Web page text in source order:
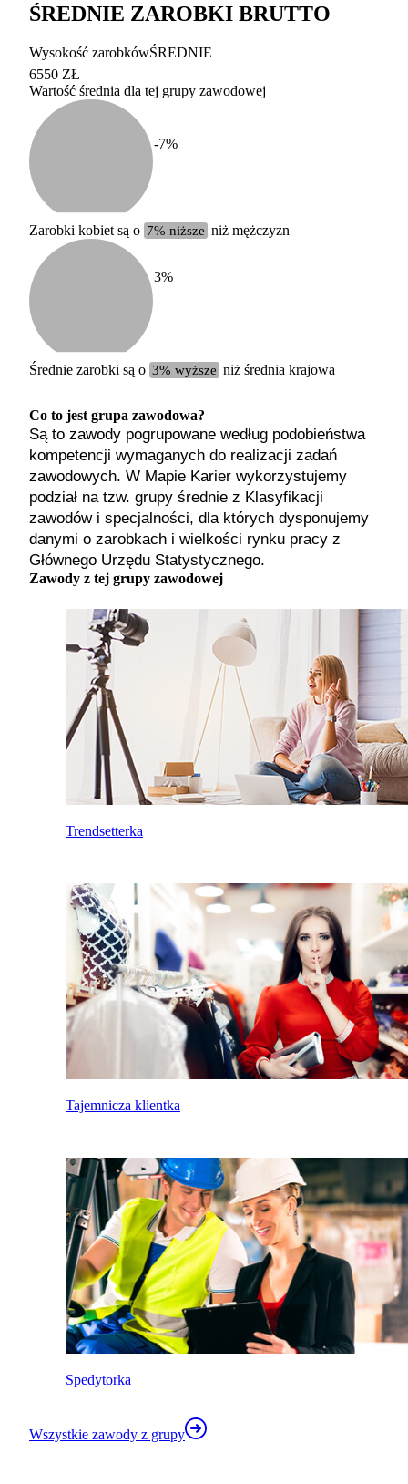
Etykieta
duży
100-200 tysięcy
ŚREDNIE ZAROBKI BRUTTO
średnie
Wysokość zarobkówŚREDNIE
6550 ZŁ
Wartość średnia dla tej grupy zawodowej
-7%
Zarobki kobiet są o 7% niższe niż mężczyzn
3%
Średnie zarobki są o 3% wyższe niż średnia krajowa
Co to jest grupa zawodowa?
Są to zawody pogrupowane według podobieństwa
kompetencji wymaganych do realizacji zadań
zawodowych. W Mapie Karier wykorzystujemy
podział na tzw. grupy średnie z Klasyfikacji
zawodów i specjalności, dla których dysponujemy
danymi o zarobkach i wielkości rynku pracy z
Głównego Urzędu Statystycznego.
Zawody z tej grupy zawodowej
Trendsetterka
Tajemnicza klientka
Spedytorka
Wszystkie zawody z grupy